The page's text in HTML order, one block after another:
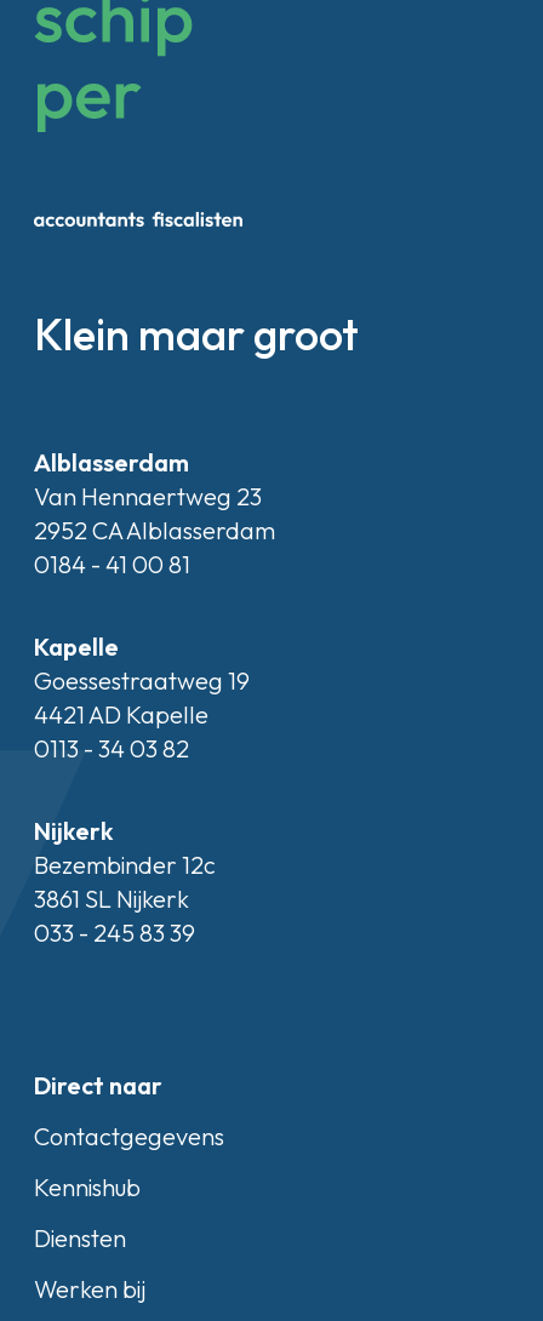
Klein maar groot
Alblasserdam
Van Hennaertweg 23
2952 CA Alblasserdam
0184 - 41 00 81
Kapelle
Goessestraatweg 19
4421 AD Kapelle
0113 - 34 03 82
Nijkerk
Bezembinder 12c
3861 SL Nijkerk
033 - 245 83 39
Direct naar
Contactgegevens
Kennishub
Diensten
Werken bij